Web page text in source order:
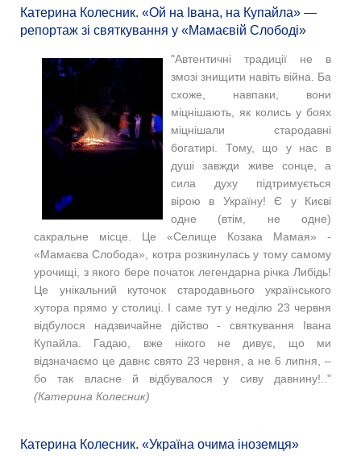
Катерина Колесник. «Ой на Івана, на Купайла» —
репортаж зі святкування у «Мамаєвій Слободі»
"Автентичні традиції не в
змозі знищити навіть війна. Ба
схоже, навпаки, вони
міцнішають, як колись у боях
міцнішали стародавні
богатирі. Тому, що у нас в
душі завжди живе сонце, а
сила духу підтримується
вірою в Україну! Є у Києві
одне (втім, не одне)
сакральне місце. Це «Селище Козака Мамая» -
«Мамаєва Слобода», котра розкинулась у тому самому
урочищі, з якого бере початок легендарна річка Либідь!
Це унікальний куточок стародавнього українського
хутора прямо у столиці. І саме тут у неділю 23 червня
відбулося надзвичайне дійство - святкування Івана
Купайла. Гадаю, вже нікого не дивує, що ми
відзначаємо це давнє свято 23 червня, а не 6 липня, –
бо так власне й відбувалося у сиву давнину!.."
(Катерина Колесник)
Катерина Колесник. «Україна очима іноземця»